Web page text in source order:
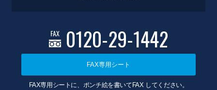
FAX 0120-29-1442
FAX専用シート
FAX専用シートに、ポンチ絵を書いてFAX してください。